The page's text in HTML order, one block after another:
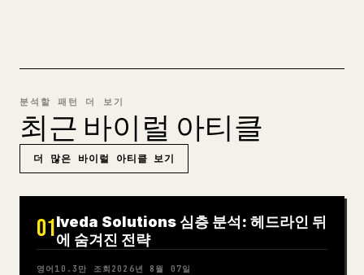
분석할 패턴 더 보기
최근 바이럴 아티클
더 많은 바이럴 아티클 보기
01Iveda Solutions 심층 분석: 헤드라인 뒤
에 숨겨진 전략
영어 10.3만 조회 2026년 8월 07일